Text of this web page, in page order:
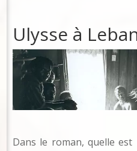
Ulysse à
Dans le roman, quelle